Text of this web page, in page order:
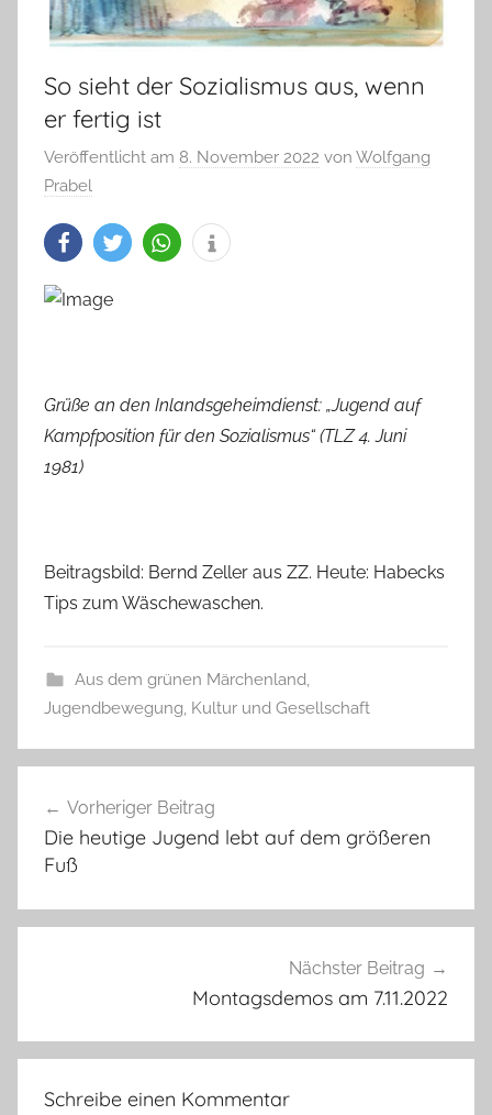
So sieht der Sozialismus aus, wenn
er fertig ist
Veröffentlicht am 8. November 2022 von Wolfgang
Prabel
Grüße an den Inlandsgeheimdienst: „Jugend auf
Kampfposition für den Sozialismus“ (TLZ 4. Juni
1981)
Beitragsbild: Bernd Zeller aus ZZ. Heute: Habecks
Tips zum Wäschewaschen.
Aus dem grünen Märchenland,
Jugendbewegung, Kultur und Gesellschaft
Vorheriger Beitrag
Die heutige Jugend lebt auf dem größeren
Fuß
Nächster Beitrag
Montagsdemos am 7.11.2022
Schreibe einen Kommentar